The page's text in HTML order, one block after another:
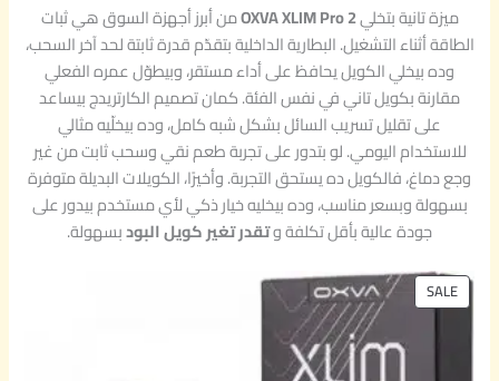
ميزة تانية بتخليOXVA XLIM Pro 2من أبرز أجهزة السوق هي ثبات
الطاقة أثناء التشغيل. البطارية الداخلية بتقدّم قدرة ثابتة لحد آخر السحب،
وده بيخلي الكويل يحافظ على أداء مستقر، وبيطوّل عمره الفعلي
مقارنة بكويل تاني في نفس الفئة. كمان تصميم الكارتريدج بيساعد
على تقليل تسريب السائل بشكل شبه كامل، وده بيخلّيه مثالي
للاستخدام اليومي. لو بتدور على تجربة طعم نقي وسحب ثابت من غير
وجع دماغ، فالكويل ده يستحق التجربة. وأخيرًا، الكويلات البديلة متوفرة
بسهولة وبسعر مناسب، وده بيخليه خيار ذكي لأي مستخدم بيدور على
جودة عالية بأقل تكلفة وتقدر تغير كويل البودبسهولة.
SALE
P
R